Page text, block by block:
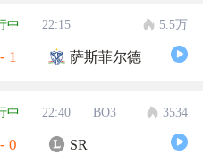
中 22:15 5.5万
- 1 萨斯菲尔德
中 22:40 BO3 3534
- 0 SR